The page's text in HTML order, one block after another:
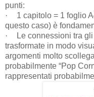
punti:
·
1 capitolo = 1 foglio
questo caso) è
·
Le connessioni tra
trasformate in modo
argomenti molto
probabilmente “Pop
rappresentati